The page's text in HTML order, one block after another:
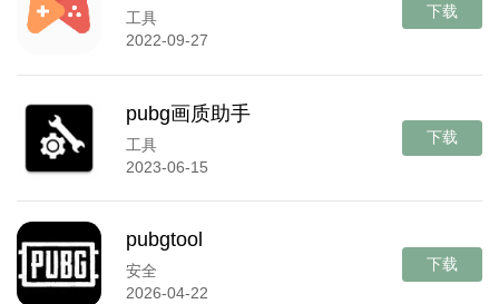
工具
2022-09-27
下载
pubg画质助手
工具
2023-06-15
下载
pubgtool
安全
2026-04-22
下载